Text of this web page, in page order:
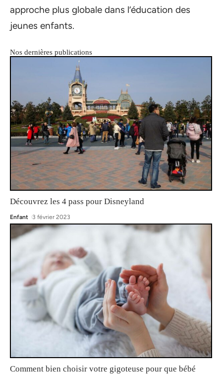
approche plus globale dans l’éducation des
jeunes enfants.
Nos dernières publications
Découvrez les 4 pass pour Disneyland
Enfant 3 février 2023
Comment bien choisir votre gigoteuse pour que bébé